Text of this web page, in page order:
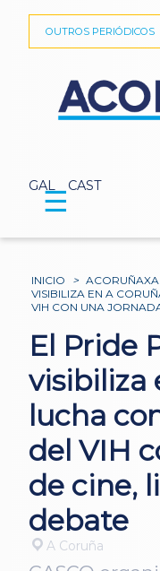
GAL CAST
OUTROS PERIÓDICOS
☰
INICIO > ACORUÑAXA
VISIBILIZA EN A
VIH CON UNA
El Pride
visibiliza
lucha
del VIH
de cine,
debate
A Coruña